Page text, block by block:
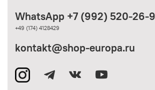
WhatsApp +7 (992) 520-26-
+49 (174) 4128429
kontakt@shop-europa.ru